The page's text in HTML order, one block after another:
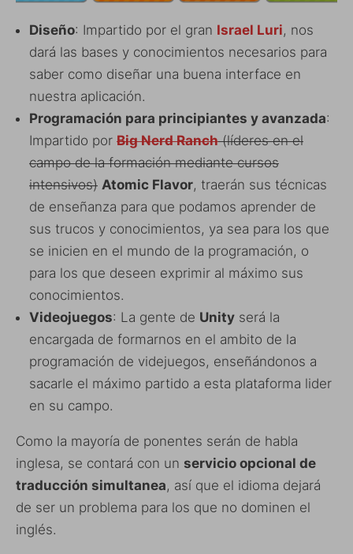
Diseño: Impartido por el gran Israel Luri, nos
dará las bases y conocimientos necesarios para
saber como diseñar una buena interface en
nuestra aplicación.
Programación para principiantes y avanzada:
Impartido por Big Nerd Ranch(líderes en el
campo de la formación mediante cursos
intensivos) Atomic Flavor, traerán sus técnicas
de enseñanza para que podamos aprender de
sus trucos y conocimientos, ya sea para los que
se inicien en el mundo de la programación, o
para los que deseen exprimir al máximo sus
conocimientos.
Videojuegos: La gente de Unity será la
encargada de formarnos en el ambito de la
programación de videjuegos, enseñándonos a
sacarle el máximo partido a esta plataforma lider
en su campo.
Como la mayoría de ponentes serán de habla
inglesa, se contará con un servicio opcional de
traducción simultanea, así que el idioma dejará
de ser un problema para los que no dominen el
inglés.